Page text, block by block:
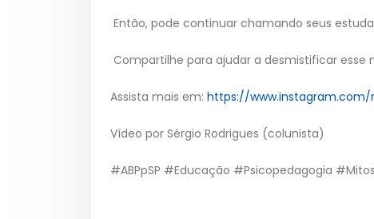
Então, pode continuar chamando seus
Compartilhe para ajudar a desmistificar esse
Assista mais em: https://www.instagram.com/
Vídeo por Sérgio Rodrigues (colunista)
#ABPpSP #Educação #Psicopedagogia